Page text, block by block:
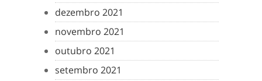
dezembro 2021
novembro 2021
outubro 2021
setembro 2021